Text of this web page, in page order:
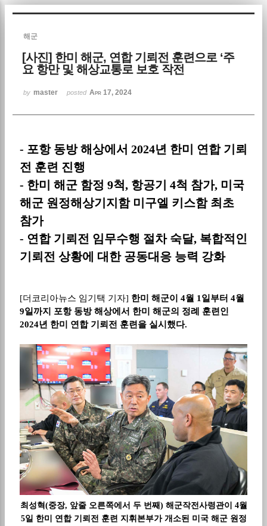
해군
[사진] 한미 해군, 연합 기뢰전 훈련으로 ‘주
요 항만 및 해상교통로 보호 작전
by master posted Apr 17, 2024
- 포항 동방 해상에서 2024년 한미 연합 기뢰
전 훈련 진행
- 한미 해군 함정 9척, 항공기 4척 참가, 미국
해군 원정해상기지함 미구엘 키스함 최초
참가
- 연합 기뢰전 임무수행 절차 숙달, 복합적인
기뢰전 상황에 대한 공동대응 능력 강화
[더코리아뉴스 임기택 기자] 한미 해군이 4월 1 일부터 4월
9일까지 포항 동방 해상에서 한미 해군의 정례 훈련인
2024년 한미 연합 기뢰전 훈련을 실시했다.
최성혁(중장, 앞줄 오른쪽에서 두 번째) 해군작전사령관이 4월
5일 한미 연합 기뢰전 훈련 지휘본부가 개소된 미국 해군 원정
Sketchbook5, 스케치북5
Sketchbook5, 스케치북5